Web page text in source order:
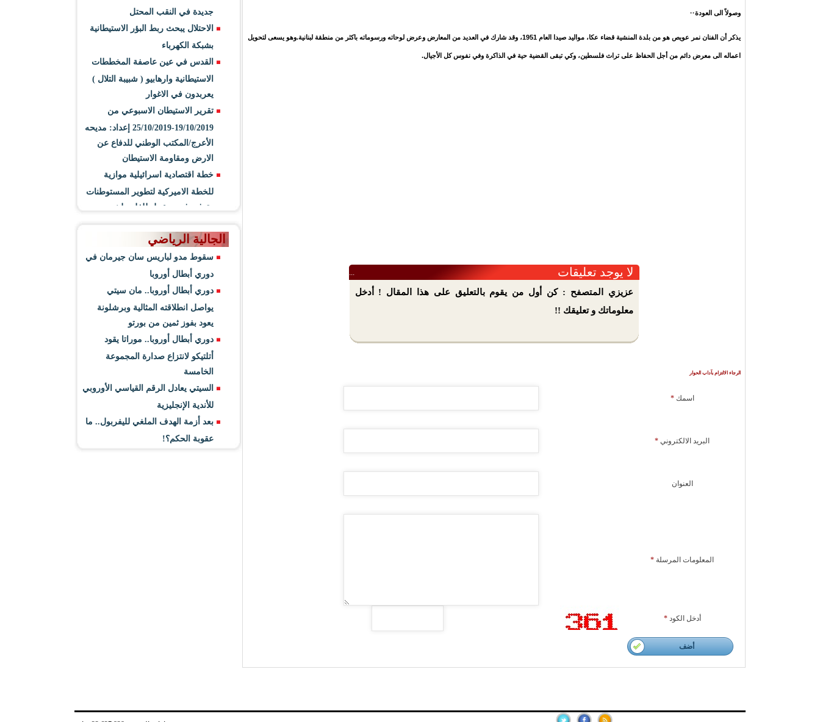
وصولاً الى العودة··
يذكر أن الفنان نمر عويص هو من بلدة المنشية قضاء عكا، مواليد صيدا العام 1951، وقد شارك في العديد من المعارض وعرض لوحاته ورسوماته باكثر من منطقة لبنانية.وهو يسعى لتحويل
اعماله الى معرض دائم من أجل الحفاظ على تراث فلسطين، وكي تبقى القضية حية في الذاكرة وفي نفوس كل الأجيال.
لا يوجد تعليقات ...
عزيزي المتصفح : كن أول من يقوم بالتعليق على هذا المقال ! أدخل
معلوماتك و تعليقك !!
الرجاء الالتزام بآداب الحوار
اسمك*
البريد الالكتروني *
العنوان
المعلومات المرسلة *
أدخل الكود*
أضف
جديدة في النقب المحتل
الاحتلال يبحث ربط البؤر الاستيطانية
بشبكة الكهرباء
القدس في عين عاصفة المخططات
الاستيطانية وارهابيو ( شبيبة التلال )
يعربدون في الاغوار
تقرير الاستيطان الاسبوعي من
19/10/2019-25/10/2019 إعداد: مديحه
الأعرج/المكتب الوطني للدفاع عن
الارض ومقاومة الاستيطان
خطة اقتصادية اسرائيلية موازية
للخطة الاميركية لتطوير المستوطنات
وتوفير فرص عمل للفلسطينيين
الجالية الرياضي
سقوط مدو لباريس سان جيرمان في
دوري أبطال أوروبا
دوري أبطال أوروبا.. مان سيتي
يواصل انطلاقته المثالية وبرشلونة
يعود بفوز ثمين من بورتو
دوري أبطال أوروبا.. موراتا يقود
أتلتيكو لانتزاع صدارة المجموعة
الخامسة
السيتي يعادل الرقم القياسي الأوروبي
للأندية الإنجليزية
بعد أزمة الهدف الملغي لليفربول.. ما
عقوبة الحكم؟!